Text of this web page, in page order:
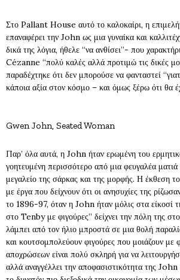
Στο Pallant House αυτό το καλοκαίρι, η
επαναφέρει την John ως μια γυναίκα και
δικά της λόγια, ήθελε “να ανθίσει”- που
Cézanne “πολύ καλές αλλά προτιμώ τις δικές
παραδέχτηκε ότι δεν μπορούσε να φανταστεί
κάποια αξία στον κόσμο – και όμως ξέρω ότι θα
Gwen John, Seated Woman
Παρ’ όλα αυτά, η John ήταν ερωμένη του
γοητευμένη περισσότερο από μια φευγαλέα
μεγαλείο της σάρκας και της μορφής. Η έκθεση
με έργα που δείχνουν ότι οι ανησυχίες της
το 1896-97, όταν η John ήταν μόλις στα είκοσί
στο Tenby με φιγούρες” δείχνει την πόλη της
λάμπει από τον ήλιο μπροστά σε μια θολή
και κουτσομπολεύουν φιγούρες που μοιάζουν με
αποχρώσεων είναι πολύ σκληρή για να
αλλά αναγγέλλει την αποφασιστικότητα της